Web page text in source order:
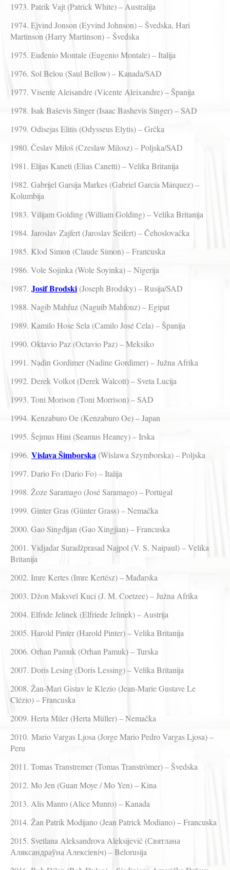
1973. Patrik Vajt (Patrick White) – Australija
1974. Ejvind Jonson (Eyvind Johnson) – Švedska, Hari
Martinson (Harry Martinson) – Švedska
1975. Euđenio Montale (Eugenio Montale) – Italija
1976. Sol Belou (Saul Bellow) – Kanada/SAD
1977. Visente Aleisandre (Vicente Aleixandre) – Španija
1978. Isak Baševis Singer (Isaac Bashevis Singer) – SAD
1979. Odisejas Elitis (Odysseus Elytis) – Grčka
1980. Česlav Miloš (Czeslaw Milosz) – Poljska/SAD
1981. Elijas Kaneti (Elias Canetti) – Velika Britanija
1982. Gabrijel Garsija Markes (Gabriel García Márquez) –
Kolumbija
1983. Vilijam Golding (William Golding) – Velika Britanija
1984. Jaroslav Zajfert (Jaroslav Seifert) – Čehoslovačka
1985. Klod Simon (Claude Simon) – Francuska
1986. Vole Sojinka (Wole Soyinka) – Nigerija
1987. Josif Brodski (Joseph Brodsky) – Rusija/SAD
1988. Nagib Mahfuz (Naguib Mahfouz) – Egipat
1989. Kamilo Hose Sela (Camilo José Cela) – Španija
1990. Oktavio Paz (Octavio Paz) – Meksiko
1991. Nadin Gordimer (Nadine Gordimer) – Južna Afrika
1992. Derek Volkot (Derek Walcott) – Sveta Lucija
1993. Toni Morison (Toni Morrison) – SAD
1994. Kenzaburo Oe (Kenzaburo Oe) – Japan
1995. Šejmus Hini (Seamus Heaney) – Irska
1996. Vislava Šimborska (Wislawa Szymborska) – Poljska
1997. Dario Fo (Dario Fo) – Italija
1998. Žoze Saramago (José Saramago) – Portugal
1999. Ginter Gras (Günter Grass) – Nemačka
2000. Gao Singđijan (Gao Xingjian) – Francuska
2001. Vidjadar Suradžprasad Najpol (V. S. Naipaul) – Velika
Britanija
2002. Imre Kertes (Imre Kertész) – Mađarska
2003. Džon Maksvel Kuci (J. M. Coetzee) – Južna Afrika
2004. Elfride Jelinek (Elfriede Jelinek) – Austrija
2005. Harold Pinter (Harold Pinter) – Velika Britanija
2006. Orhan Pamuk (Orhan Pamuk) – Turska
2007. Doris Lesing (Doris Lessing) – Velika Britanija
2008. Žan-Mari Gistav le Klezio (Jean-Marie Gustave Le
Clézio) – Francuska
2009. Herta Miler (Herta Müller) – Nemačka
2010. Mario Vargas Ljosa (Jorge Mario Pedro Vargas Ljosa) –
Peru
2011. Tomas Transtremer (Tomas Tranströmer) – Švedska
2012. Mo Jen (Guan Moye / Mo Yen) – Kina
2013. Alis Manro (Alice Munro) – Kanada
2014. Žan Patrik Modijano (Jean Patrick Modiano) – Francuska
2015. Svetlana Aleksandrova Aleksijevič (Святлана
Аляксандраўна Алексіевіч) – Belorusija